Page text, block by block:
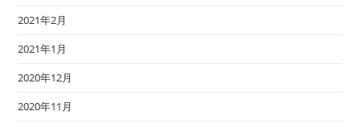
2021年2月
2021年1月
2020年12月
2020年11月